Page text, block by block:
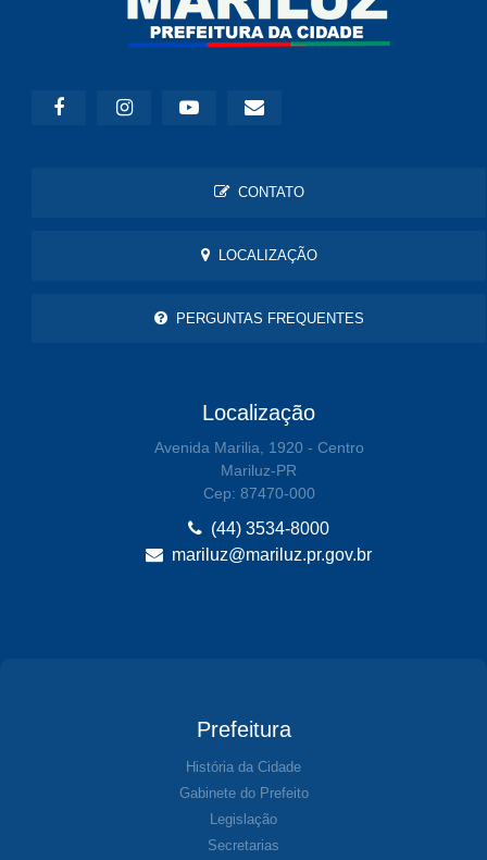
CONTATO
LOCALIZAÇÃO
PERGUNTAS FREQUENTES
Localização
Avenida Marilia, 1920 - Centro
Mariluz-PR
Cep: 87470-000
(44) 3534-8000
mariluz@mariluz.pr.gov.br
Prefeitura
História da Cidade
Gabinete do Prefeito
Legislação
Secretarias